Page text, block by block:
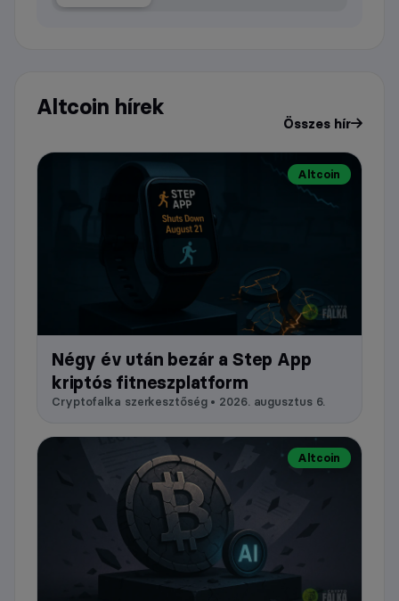
Altcoin hírek
Összes hír
Altcoin
Négy év után bezár a Step App
kriptós fitneszplatform
Cryptofalka szerkesztőség • 2026. augusztus 6.
Altcoin